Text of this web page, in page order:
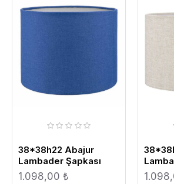
38*38h22 Abajur
Lambader Şapkası
1.098,00 ₺